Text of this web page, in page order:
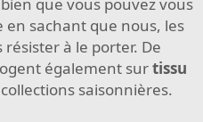
sachant que nous, les
à le porter. De
également surtissu
saisonnières.